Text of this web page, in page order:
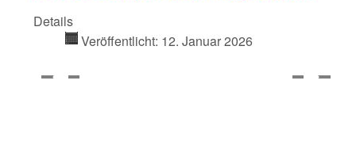
Details
Veröffentlicht: 12. Januar 2026